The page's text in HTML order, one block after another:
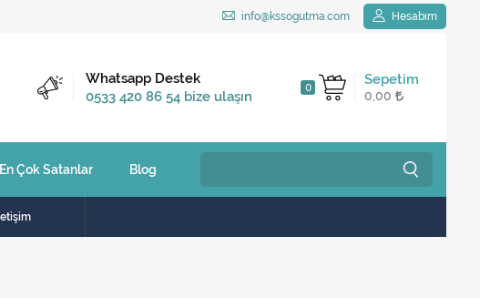
info@kssogutma.com Hesabım
Sepetim
0
0,00
Kargo Bedava
2.500 TL ve üzeri
Whatsapp Destek
0533 420 86 54 bize ulaşın
En Çok Satanlar Blog